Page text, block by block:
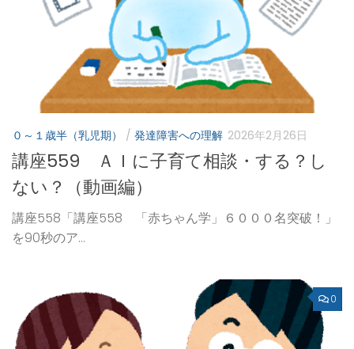
０～１歳半（乳児期） / 発達障害への理解 2026年2月26日
講座559 ＡＩに子育て相談・する？し
ない？（動画編）
講座558「講座558 「赤ちゃん学」６０００名突破！」
を90秒のア...
0